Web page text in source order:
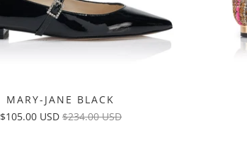
MARY-JANE BLACK
$105.00 USD $234.00 USD